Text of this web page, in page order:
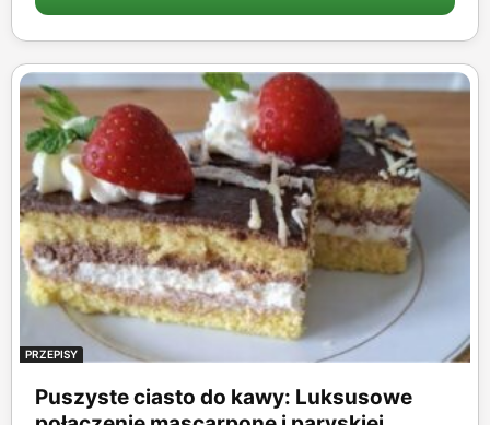
PRZEPISY
Puszyste ciasto do kawy: Luksusowe